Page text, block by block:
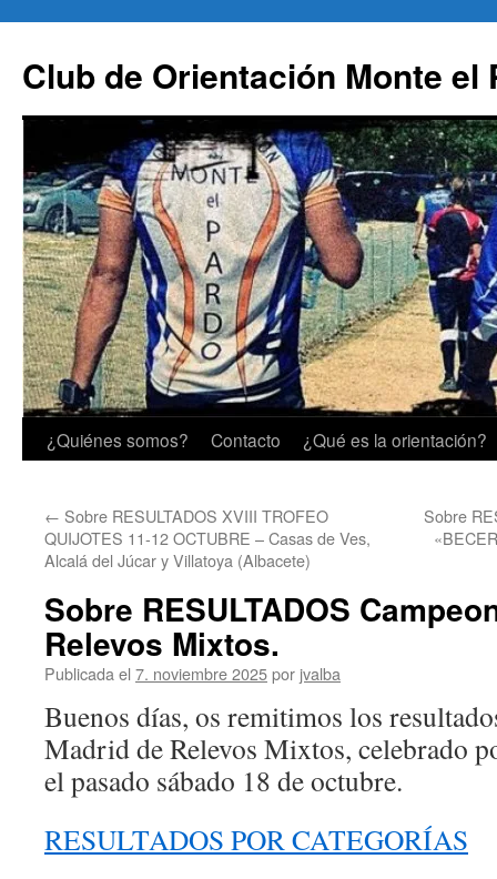
contenido
Club de Orientación Monte el
¿Quiénes somos? Contacto ¿Qué es la orientación?
← Sobre RESULTADOS XVIII TROFEO
QUIJOTES 11-12 OCTUBRE – Casas de Ves,
Alcalá del Júcar y Villatoya (Albacete)
Sobre
Sobre RESULTADOS
Relevos Mixtos.
Publicada el 7. noviembre 2025por jvalba
Buenos días, os remitimos los
Madrid de Relevos Mixtos, celebrado
el pasado sábado 18 de octubre.
RESULTADOS POR CATEGORÍAS